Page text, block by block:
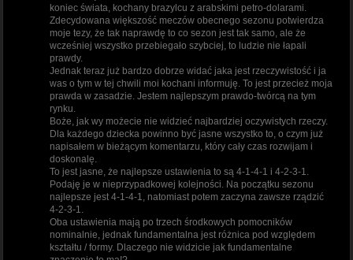
koniec świata, kochany brazylcu z arabskimi petro-dolarami.
Zdecydowana większość meczów obecnego sezonu potwierdza
moje tezy, że tak naprawdę to co sezon jest tak samo, ale że
wcześniej wszystko przebiegało szybciej, to ludzie nie łapali
prawdy.
Jednak teraz już bardzo dobrze widać jaka jest rzeczywistość i ja
was o tym w tej chwili moi kochani informuję. To jest przecież moja
prawda w zasadzie. Jestem najlepszym prawdo-twórcą na tym
rynku.
Boże, jak wy możecie nie widzieć najbardziej oczywistych rzeczy.
Dla każdego dziecka powinno być jasne wszystko to, o czym już
napisałem w bieżącym komentarzu, który cały czas rozwijam i
doskonalę.
To jest jasne, że najlepsze ustawienia to są 4-1-4-1 i 4-2-3-1.
Podaję je w nieprzypadkowej kolejności. Na początku sezonu
najlepsze jest 4-1-4-1, natomiast potem zaczyna zawsze rządzić
4-2-3-1.
Oba ustawienia mają po trzech środkowych pomocników
nominalnie, jednak fundamentalna jest różnica pod względem
kształtu / formy. Dlaczego nie widzicie jak fundamentalne